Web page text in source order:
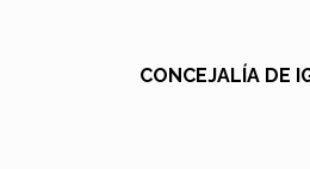
CONCEJALÍA DE